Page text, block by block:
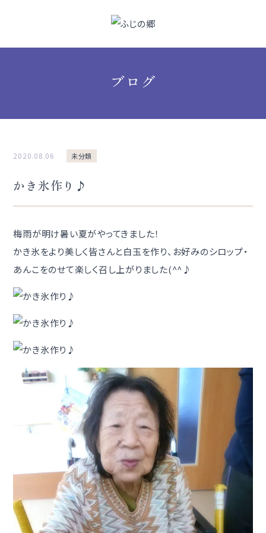
ブログ
2020.08.06 未分類
かき氷作り♪
梅雨が明け暑い夏がやってきました！
かき氷をより美しく皆さんと白玉を作り、お好みのシロップ・
あんこをのせて楽しく召し上がりました(^^♪